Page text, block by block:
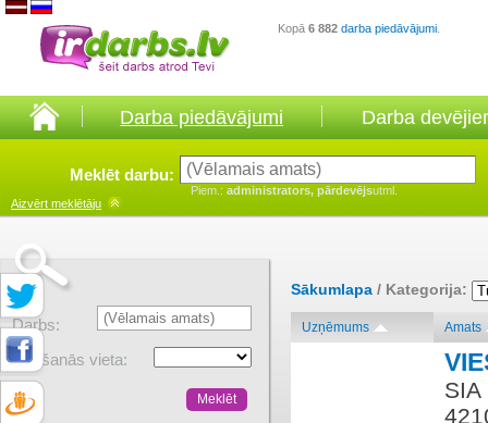
Kopā 6 882 darba piedāvājumi
Darba piedāvājumi Darba
Meklēt darbu:
Piem.: administrators, pārdevējsutml.
Aizvērt meklētāju
Darbs:
Atrašanās vieta:
Sākumlapa / Kategorija:
Uzņēmums Amats
SIA